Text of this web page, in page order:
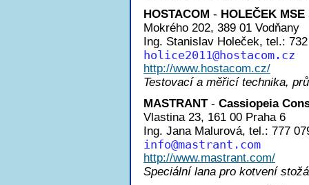
HOSTACOM - HOLEČEK
Mokrého 202, 389 01 Vodňany
Ing. Stanislav Holeček, tel.:
holice2011@hostacom.cz
http://www.hostacom.cz/
Testovací a měřicí technika,
MASTRANT- Cassiopeia
Vlastina 23, 161 00 Praha 6
Ing. Jana Malurová, tel.: 777
info@mastrant.com
http://www.mastrant.com/
Speciální lana pro kotvení